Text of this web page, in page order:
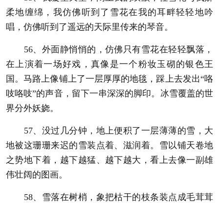
柔地缠绵，我仿佛听到了雪花在我的耳畔轻轻地吟
唱，仿佛听到了遥远的天际里传来的琴音。
56、外面静悄悄的，仿佛只有雪花在轻轻飘落，
在上演着一场好戏，真像是一个粉妆玉砌的银色王
国。马路上像铺上了一层厚厚的地毯，踩上去发出“咯
吱咯吱”的声音，留下一串深深的脚印。冰雪覆盖的世
界分外妖娆。
57、没过几分钟，地上便积了一层薄薄的雪，大
地被这珊珊来迟的雪装点着、滋润着。雪以铺天卷地
之势地下着，越下越猛、越下越大，看上去像一副雄
伟壮阔的图画。
58、雪落在树梢，象把枯干的枝条装点成毛茸茸